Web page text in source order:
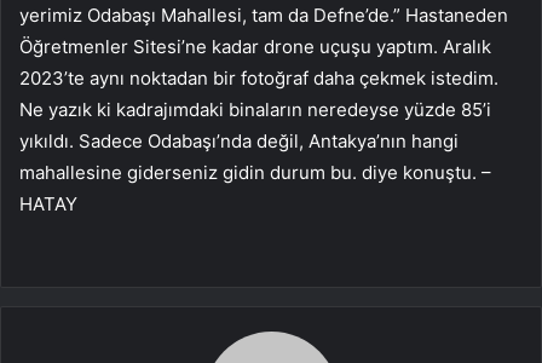
yerimiz Odabaşı Mahallesi, tam da Defne’de.” Hastaneden
Öğretmenler Sitesi’ne kadar drone uçuşu yaptım. Aralık
2023’te aynı noktadan bir fotoğraf daha çekmek istedim.
Ne yazık ki kadrajımdaki binaların neredeyse yüzde 85’i
yıkıldı. Sadece Odabaşı’nda değil, Antakya’nın hangi
mahallesine giderseniz gidin durum bu. diye konuştu. –
HATAY